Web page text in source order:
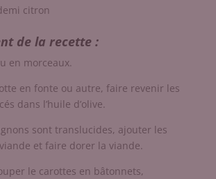
citron
de la recette :
en morceaux.
en fonte ou autre, faire revenir les
dans l’huile d’olive.
sont translucides, ajouter les
et faire dorer la viande.
le carottes en bâtonnets,